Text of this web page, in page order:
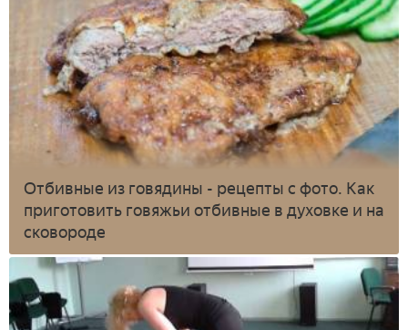
Отбивные из говядины - рецепты с фото. Как
приготовить говяжьи отбивные в духовке и на
сковороде